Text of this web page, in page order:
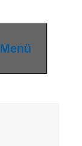
Menü